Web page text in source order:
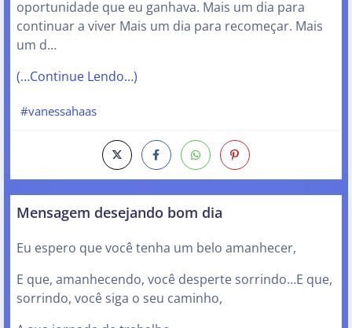
oportunidade que eu ganhava. Mais um dia para
continuar a viver Mais um dia para recomeçar. Mais
um d…
(…Continue Lendo…)
#vanessahaas
Mensagem desejando bom dia
Eu espero que você tenha um belo amanhecer,
E que, amanhecendo, você desperte sorrindo…E que,
sorrindo, você siga o seu caminho,